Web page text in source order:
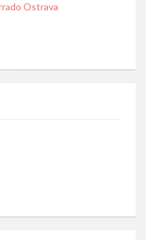
Ostrava